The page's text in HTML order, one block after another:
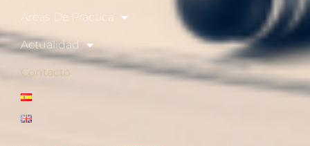
Áreas De Práctica
Actualidad
Contacto